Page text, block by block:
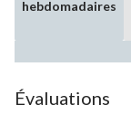
hebdomadaires
Évaluations